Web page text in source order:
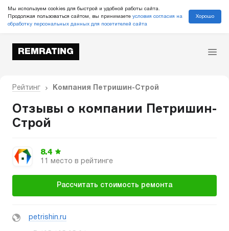
Мы используем cookies для быстрой и удобной работы сайта.
Продолжая пользоваться сайтом, вы принимаете условия согласия на
обработку персональных данных для посетителей сайта
Хорошо
REMRATING
Рейтинг Компания Петришин-Строй
Отзывы о компании Петришин-
Строй
8.4
11 место в рейтинге
Рассчитать стоимость ремонта
petrishin.ru